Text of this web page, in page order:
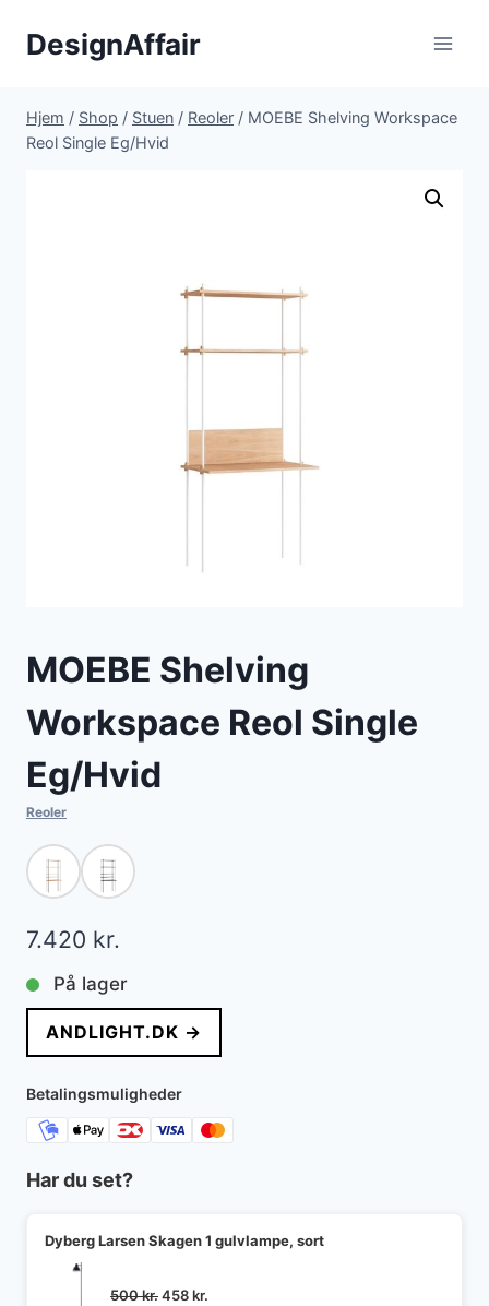
DesignAffair
Hjem / Shop / Stuen / Reoler / MOEBE Shelving Workspace
Reol Single Eg/Hvid
MOEBE Shelving
Workspace Reol Single
Eg/Hvid
Reoler
7.420 kr.
På lager
ANDLIGHT.DK →
Betalingsmuligheder
Har du set?
Dyberg Larsen Skagen 1 gulvlampe, sort
500kr.Den
458kr.